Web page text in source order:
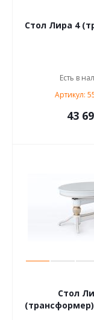
Стол Лира 4
Есть в
Артикул:
43
Стол